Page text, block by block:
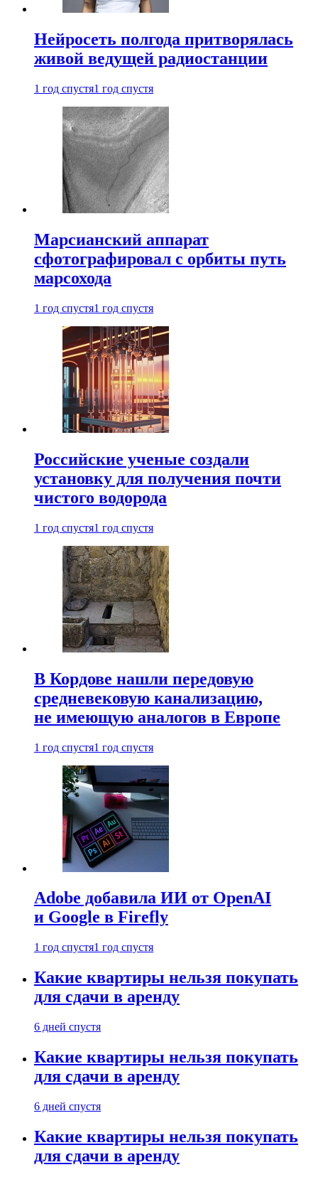
Нейросеть полгода притворялась
живой ведущей радиостанции
1 год спустя1 год спустя
Марсианский аппарат
сфотографировал с орбиты путь
марсохода
1 год спустя1 год спустя
Российские ученые создали
установку для получения почти
чистого водорода
1 год спустя1 год спустя
В Кордове нашли передовую
средневековую канализацию,
не имеющую аналогов в Европе
1 год спустя1 год спустя
Adobe добавила ИИ от OpenAI
и Google в Firefly
1 год спустя1 год спустя
Какие квартиры нельзя покупать
для сдачи в аренду
6 дней спустя
Какие квартиры нельзя покупать
для сдачи в аренду
6 дней спустя
Какие квартиры нельзя покупать
для сдачи в аренду